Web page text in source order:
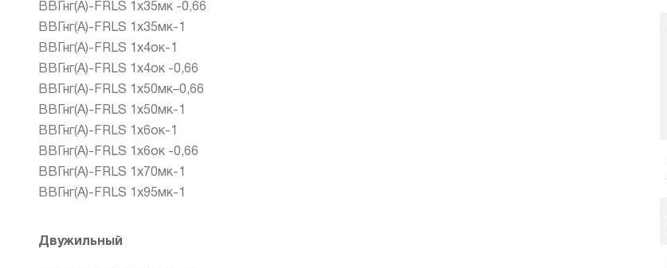
ВВГнг(А)-FRLS 1х35мк -0,66
ВВГнг(А)-FRLS 1х35мк-1
ВВГнг(А)-FRLS 1х4ок-1
ВВГнг(А)-FRLS 1х4ок -0,66
ВВГнг(А)-FRLS 1х50мк–0,66
ВВГнг(А)-FRLS 1х50мк-1
ВВГнг(А)-FRLS 1х6ок-1
ВВГнг(А)-FRLS 1х6ок -0,66
ВВГнг(А)-FRLS 1х70мк-1
ВВГнг(А)-FRLS 1х95мк-1
Двужильный